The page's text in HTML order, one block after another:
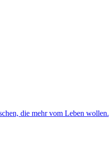
die mehr vom Leben wollen.